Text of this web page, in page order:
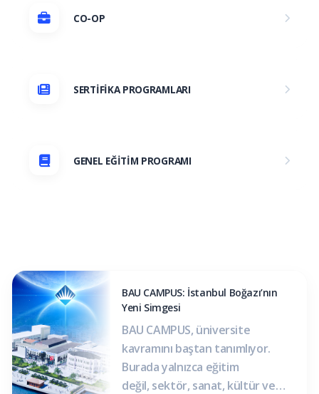
CO-OP
SERTİFİKA PROGRAMLARI
GENEL EĞİTİM PROGRAMI
BAU CAMPUS: İstanbul Boğazı’nın
Yeni Simgesi
BAU CAMPUS, üniversite
kavramını baştan tanımlıyor.
Burada yalnızca eğitim
değil, sektör, sanat, kültür ve